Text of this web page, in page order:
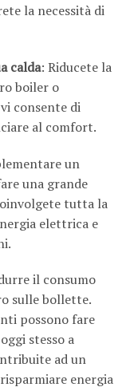
la necessità di
calda: Riducete la
boiler o
consente di
al comfort.
un
una grande
tutta la
elettrica e
il consumo
sulle bollette.
possono fare
stesso a
ad un
energia